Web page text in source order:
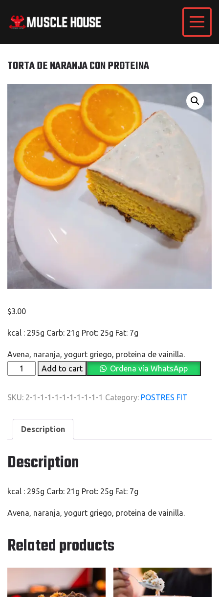
TORTA DE NARANJA CON PROTEINA
$3.00
kcal : 295g Carb: 21g Prot: 25g Fat: 7g
Avena, naranja, yogurt griego, proteina de vainilla.
TORTA
DE
CON
quantity
Add to cart Ordena vía WhatsApp
SKU: 2-1-1-1-1-1-1-1-1-1-1 Category: POSTRES FIT
Description
Description
kcal : 295g Carb: 21g Prot: 25g Fat: 7g
Avena, naranja, yogurt griego, proteina de vainilla.
Related products